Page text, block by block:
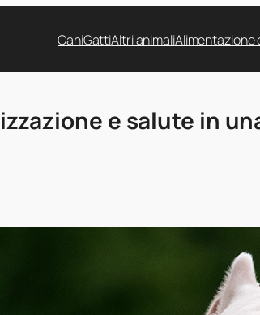
CaniGattiAltri animaliAlimentazione
e salute in